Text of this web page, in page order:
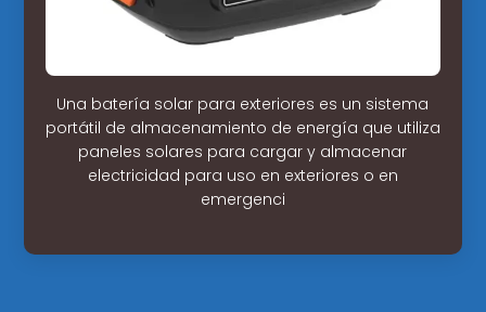
Una batería solar para exteriores es un sistema
portátil de almacenamiento de energía que utiliza
paneles solares para cargar y almacenar
electricidad para uso en exteriores o en
emergenci